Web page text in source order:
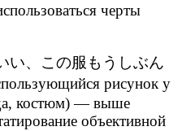
черты
い、この服もうしぶん
рисунок у
костюм) — выше
объективной